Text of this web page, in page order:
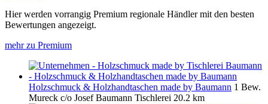
Hier werden vorrangig Premium regionale Händler mit den besten
Bewertungen angezeigt.
mehr zu Premium
Holzschmuck & Holzhandtaschen made by Baumann 1 Bew.
Mureck c/o Josef Baumann Tischlerei 20.2 km